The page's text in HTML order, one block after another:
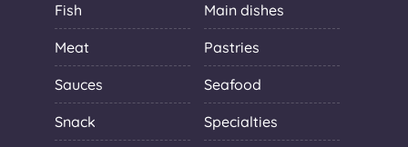
Fish Main dishes
Meat Pastries
Sauces Seafood
Snack Specialties